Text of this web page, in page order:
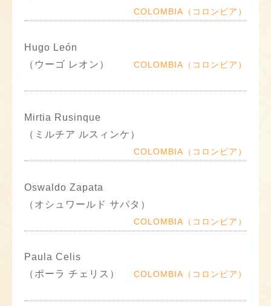
COLOMBIA（コロンビア）
Hugo León
（ウーゴ レオン）
COLOMBIA（コロンビア）
Mirtia Rusinque
（ミルチア ルスィンケ）
COLOMBIA（コロンビア）
Oswaldo Zapata
（オシュワールド サパタ）
COLOMBIA（コロンビア）
Paula Celis
（ポーラ チェリス）
COLOMBIA（コロンビア）